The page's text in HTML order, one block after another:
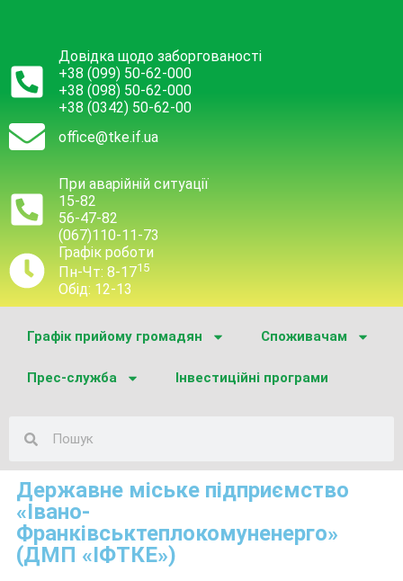
Довідка щодо заборгованості
+38 (099) 50-62-000
+38 (098) 50-62-000
+38 (0342) 50-62-00
office@tke.if.ua
При аварійній ситуації
15-82
56-47-82
(067)110-11-73
Графік роботи
Пн-Чт: 8-1715
Обід: 12-13
Графік прийому громадян Споживачам
Прес-служба Інвестиційні програми
Державне міське підприємство
«Івано-
Франківськтеплокомуненерго»
(ДМП «ІФТКЕ»)